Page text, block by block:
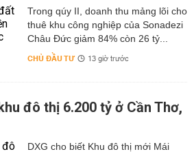
Trong qúy II, doanh thu mảng lõi cho
thuê khu công nghiệp của Sonadezi
Châu Đức giảm 84% còn 26 tỷ...
CHỦ ĐẦU TƯ 13 giờ trước
đô thị 6.200 tỷ ở Cần Thơ,
DXG cho biết Khu đô thị mới Mái